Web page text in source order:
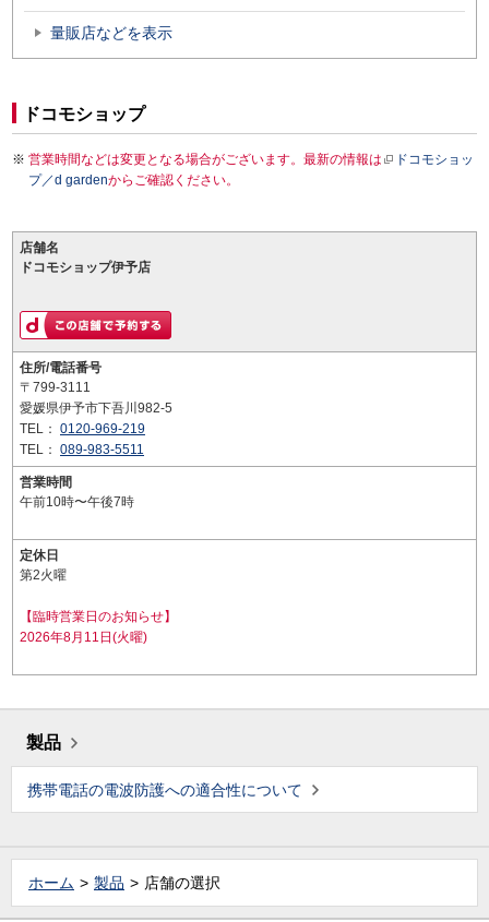
量販店などを表示
ドコモショップ
営業時間などは変更となる場合がございます。最新の情報は
ドコモショッ
プ／d gardenからご確認ください。
店舗名
ドコモショップ伊予店
住所/電話番号
〒799-3111
愛媛県伊予市下吾川982-5
TEL： 0120-969-219
TEL： 089-983-5511
営業時間
午前10時〜午後7時
定休日
第2火曜
【臨時営業日のお知らせ】
2026年8月11日(火曜)
製品
携帯電話の電波防護への適合性について
ホーム 製品 店舗の選択